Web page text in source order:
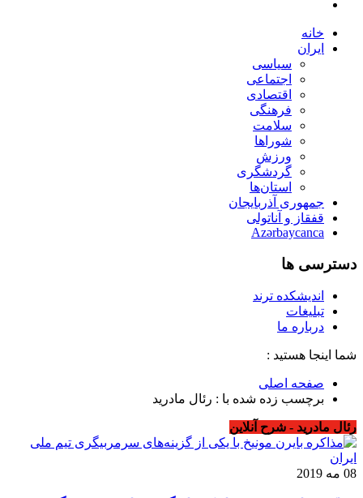
خانه
ایران
سیاسی
اجتماعی
اقتصادی
فرهنگی
سلامت
شوراها
ورزش
گردشگری
استان‌ها
جمهوری آذربایجان
قفقاز و آناتولی
Azərbaycanca
دسترسی ها
اندیشکده ترند
تبلیغات
درباره ما
شما اینجا هستید :
صفحه اصلی
برچسب زده شده با : رئال مادرید
رئال مادرید - شرح آنلاین
08 مه 2019